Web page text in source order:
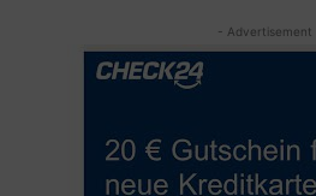
- Advertisement -